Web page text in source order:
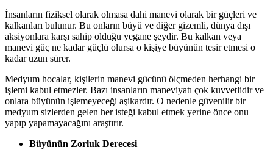
İnsanların fiziksel olarak olmasa dahi manevi olarak bir güçleri ve
kalkanları bulunur. Bu onların büyü ve diğer gizemli, dünya dışı
aksiyonlara karşı sahip olduğu yegane şeydir. Bu kalkan veya
manevi güç ne kadar güçlü olursa o kişiye büyünün tesir etmesi o
kadar uzun sürer.
Medyum hocalar, kişilerin manevi gücünü ölçmeden herhangi bir
işlemi kabul etmezler. Bazı insanların maneviyatı çok kuvvetlidir ve
onlara büyünün işlemeyeceği aşikardır. O nedenle güvenilir bir
medyum sizlerden gelen her isteği kabul etmek yerine önce onu
yapıp yapamayacağını araştırır.
Büyünün Zorluk Derecesi